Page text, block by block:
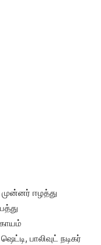
ஈழத்து
பாலிவுட் நடிகர்